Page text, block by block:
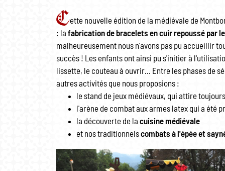
Cette nouvelle édition de la médiévale de
: la fabrication de bracelets en cuir repoussé par
malheureusement nous n'avons pas pu accueillir
succès ! Les enfants ont ainsi pu s'initier à
lissette, le couteau à ouvrir... Entre les phases de
autres activités que nous proposions :
le stand de jeux médiévaux, qui attire
l'arène de combat aux armes latex qui a été
la découverte de la cuisine médiévale
et nos traditionnelscombats à l'épée et